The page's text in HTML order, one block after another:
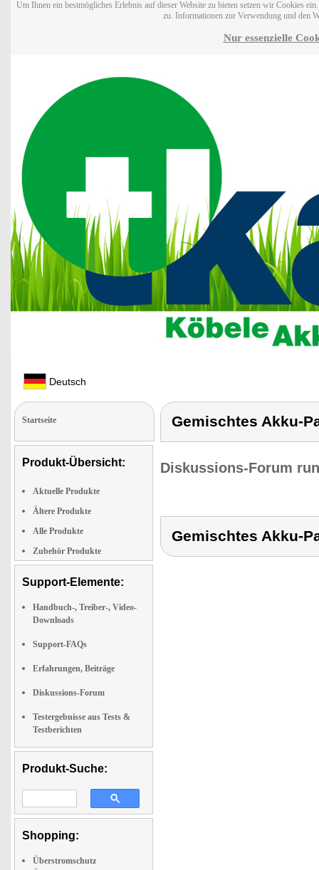
Um Ihnen ein bestmögliches Erlebnis auf dieser Website zu bieten setzen wir Cookies
zu. Informationen zur Verwendung und den
Nur essenzielle
Deutsch
Startseite
Produkt-Übersicht:
Aktuelle Produkte
Ältere Produkte
Alle Produkte
Zubehör Produkte
Support-Elemente:
Handbuch-, Treiber-, Video-
Downloads
Support-FAQs
Erfahrungen, Beiträge
Diskussions-Forum
Testergebnisse aus Tests &
Testberichten
Produkt-Suche:
Shopping:
Überstromschutz
Gemischtes Akku-
Diskussions-Forum
Gemischtes Akku-